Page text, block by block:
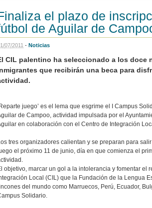
el plazo de
de Aguilar de
/07/2011 - Noticias
CIL palentino ha seleccionado a los doce
que recibirán una beca para
juego’ es el lema que esgrime el I Campus
de Campoo, actividad impulsada por el
en colaboración con el Centro de Integración
tres organizadores calientan y se preparan para
el próximo 11 de junio, día en que comienza el
objetivo, marcar un gol a la intolerancia y fomentar el
Local (CIL) que la Fundación de la Lengua
del mundo como Marruecos, Perú, Ecuador,
Solidario.